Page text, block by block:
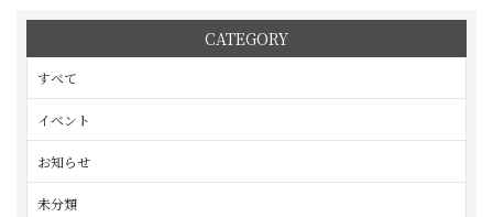
CATEGORY
すべて
イベント
お知らせ
未分類